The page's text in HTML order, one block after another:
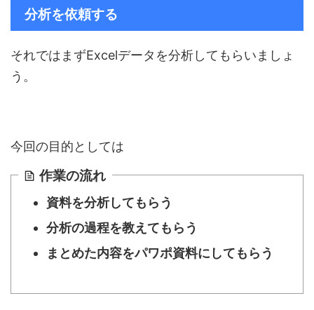
分析を依頼する
それではまずExcelデータを分析してもらいましょ
う。
今回の目的としては
作業の流れ
資料を分析してもらう
分析の過程を教えてもらう
まとめた内容をパワポ資料にしてもらう